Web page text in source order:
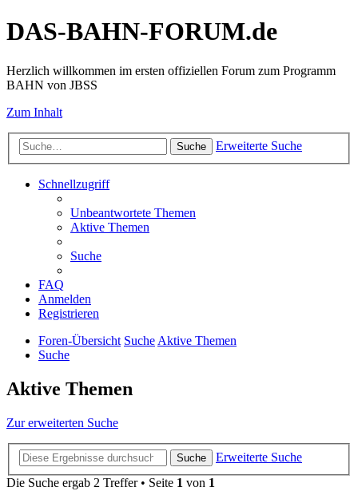
DAS-BAHN-FORUM.de
Herzlich willkommen im ersten offiziellen Forum zum Programm
BAHN von JBSS
Zum Inhalt
Suche Erweiterte Suche
Schnellzugriff
Unbeantwortete Themen
Aktive Themen
Suche
FAQ
Anmelden
Registrieren
Foren-Übersicht SucheAktive Themen
Suche
Aktive Themen
Zur erweiterten Suche
Suche
Erweiterte Suche
Die Suche ergab 2 Treffer • Seite 1 von 1